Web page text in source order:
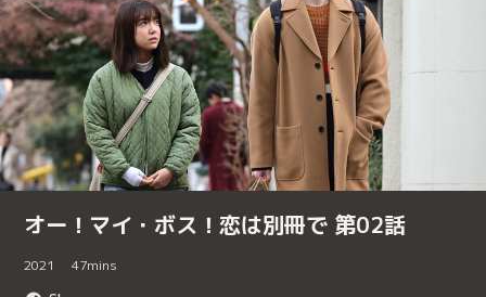
オー！マイ・ボス！恋は別冊で 第02話
2021 47mins